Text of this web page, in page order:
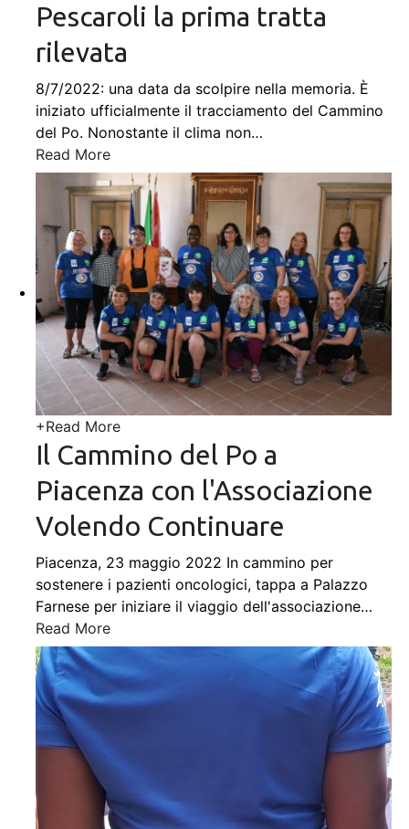
Pescaroli la prima tratta
rilevata
8/7/2022: una data da scolpire nella memoria. È
iniziato ufficialmente il tracciamento del Cammino
del Po. Nonostante il clima non…
Read More
+Read More
Il Cammino del Po a
Piacenza con l'Associazione
Volendo Continuare
Piacenza, 23 maggio 2022 In cammino per
sostenere i pazienti oncologici, tappa a Palazzo
Farnese per iniziare il viaggio dell'associazione…
Read More